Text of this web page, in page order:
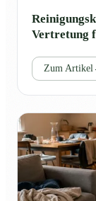
Vertretung
Zum Artikel